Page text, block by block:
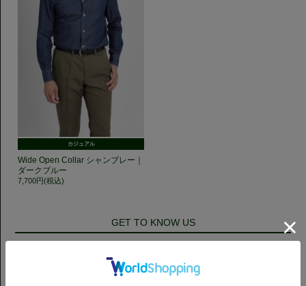
カジュアル
Wide Open Collar シャンブレー｜
ダークブルー
7,700円(税込)
GET TO KNOW US